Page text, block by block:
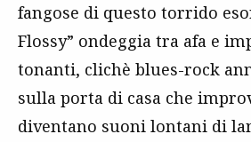
fangose di questo torrido
Flossy” ondeggia tra afa e
tonanti, clichè blues-rock
sulla porta di casa che
diventano suoni lontani di